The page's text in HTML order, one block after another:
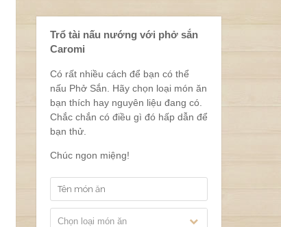
Trổ tài nấu nướng với phở sắn
Caromi
Có rất nhiều cách để bạn có thể
nấu Phở Sắn. Hãy chọn loại món ăn
bạn thích hay nguyên liệu đang có.
Chắc chắn có điều gì đó hấp dẫn để
bạn thử.
Chúc ngon miệng!
Chọn loại món ăn